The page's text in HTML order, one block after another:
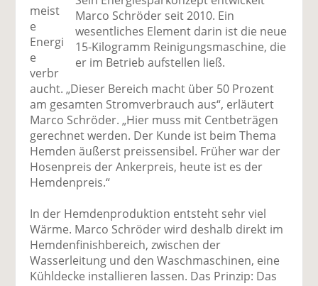
Marco Schröder seit 2010. Ein
wesentliches Element darin ist die neue
15-Kilogramm Reinigungsmaschine, die
er im Betrieb aufstellen ließ.
meist
e
Energi
e
verbr
aucht. „Dieser Bereich macht über 50 Prozent
am gesamten Stromverbrauch aus“, erläutert
Marco Schröder. „Hier muss mit Centbeträgen
gerechnet werden. Der Kunde ist beim Thema
Hemden äußerst preissensibel. Früher war der
Hosenpreis der Ankerpreis, heute ist es der
Hemdenpreis.“
In der Hemdenproduktion entsteht sehr viel
Wärme. Marco Schröder wird deshalb direkt im
Hemdenfinishbereich, zwischen der
Wasserleitung und den Waschmaschinen, eine
Kühldecke installieren lassen. Das Prinzip: Das